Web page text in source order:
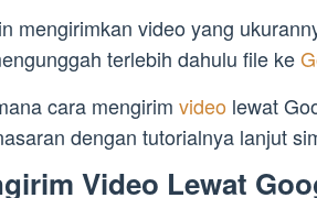
mengirimkan video yang
terlebih dahulu file ke
cara mengirim video lewat
dengan tutorialnya lanjut
Video Lewat